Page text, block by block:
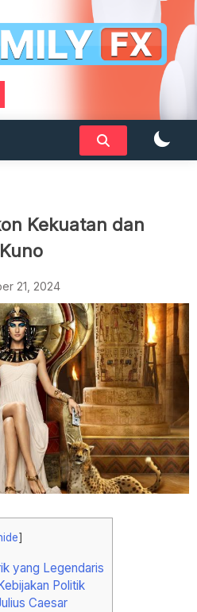
Wisdom
Kekuatan dan
21, 2024
]
yang Legendaris
Politik
Caesar